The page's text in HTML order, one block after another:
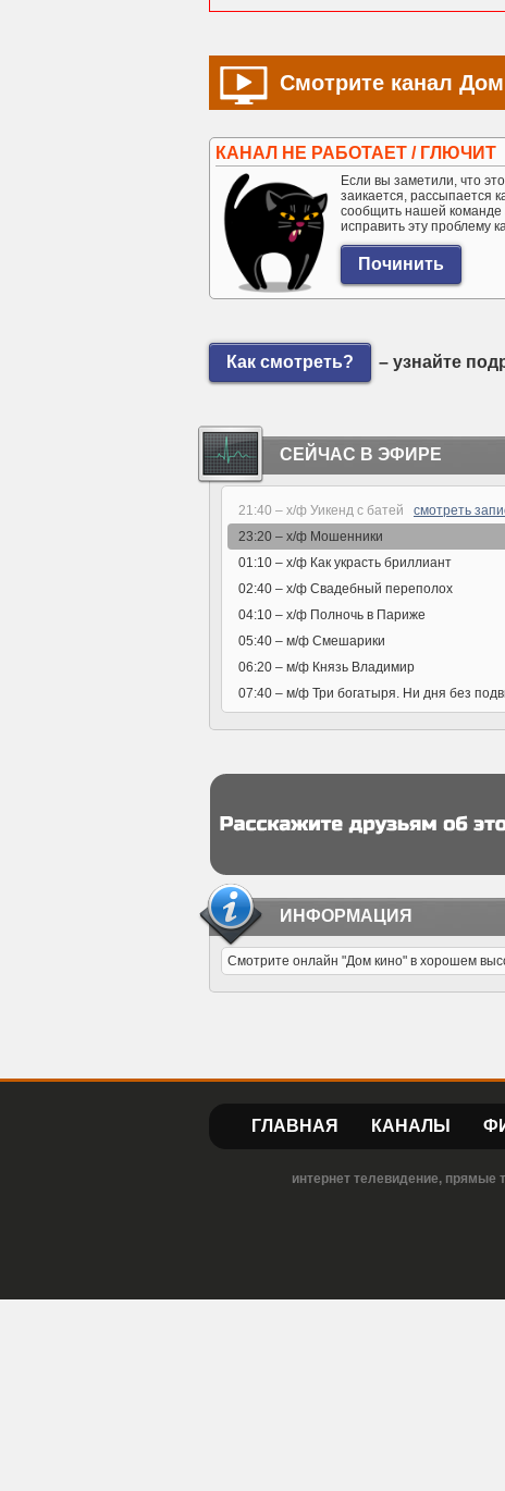
Смотрите канал
КАНАЛ НЕ РАБОТАЕТ / ГЛЮЧИТ
Если вы заметили, что
заикается, рассыпается
сообщить нашей команде
исправить эту проблему
Как смотреть? – узнайте
СЕЙЧАС В ЭФИРЕ
21:40 – х/ф Уикенд с батей смотреть
23:20 – х/ф Мошенники
01:10 – х/ф Как украсть бриллиант
02:40 – х/ф Свадебный переполох
04:10 – х/ф Полночь в Париже
05:40 – м/ф Смешарики
06:20 – м/ф Князь Владимир
07:40 – м/ф Три богатыря. Ни дня без
ИНФОРМАЦИЯ
Смотрите онлайн "Дом кино" в хорошем
ГЛАВНАЯ КАНАЛЫ
интернет телевидение, прямые